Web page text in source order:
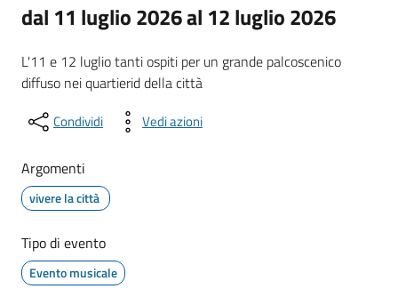
dal 11 luglio 2026 al 12 luglio 2026
L'11 e 12 luglio tanti ospiti per un grande palcoscenico
diffuso nei quartierid della città
Condividi Vedi azioni
Argomenti
vivere la città
Tipo di evento
Evento musicale